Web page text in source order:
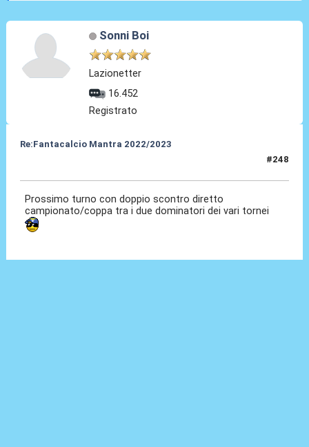
Sonni Boi
Lazionetter
16.452
Registrato
Re:Fantacalcio Mantra 2022/2023
#248
Prossimo turno con doppio scontro diretto
campionato/coppa tra i due dominatori dei vari tornei